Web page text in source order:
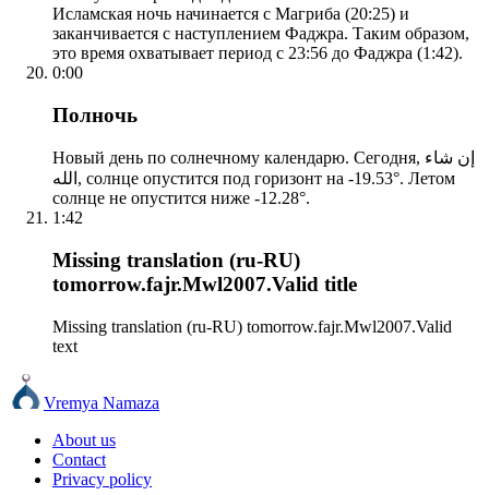
Исламская ночь начинается с Магриба (20:25) и
заканчивается с наступлением Фаджра. Таким образом,
это время охватывает период с 23:56 до Фаджра (1:42).
0:00
Полночь
Новый день по солнечному календарю. Сегодня, إن شاء
الله, солнце опустится под горизонт на -19.53°. Летом
солнце не опустится ниже -12.28°.
1:42
Missing translation (ru-RU)
tomorrow.fajr.Mwl2007.Valid title
Missing translation (ru-RU) tomorrow.fajr.Mwl2007.Valid
text
Vremya Namaza
About us
Contact
Privacy policy